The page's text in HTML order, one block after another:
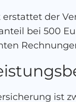
der
bei 500
ist